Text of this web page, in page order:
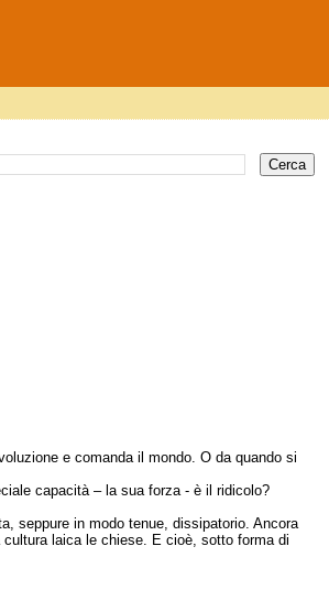
e comanda il mondo. O da quando si
capacità – la sua forza - è il ridicolo?
seppure in modo tenue, dissipatorio. Ancora
laica le chiese. E cioè, sotto forma di